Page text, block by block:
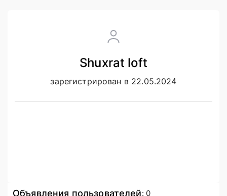
Shuxrat loft
зарегистрирован в 22.05.2024
Объявления пользователей: 0